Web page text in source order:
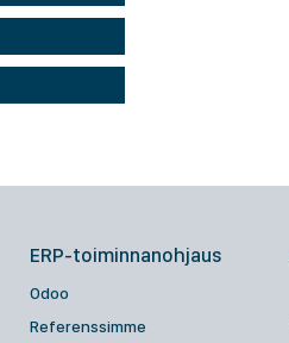
ERP-toiminnanohjaus
Odoo
Referenssimme